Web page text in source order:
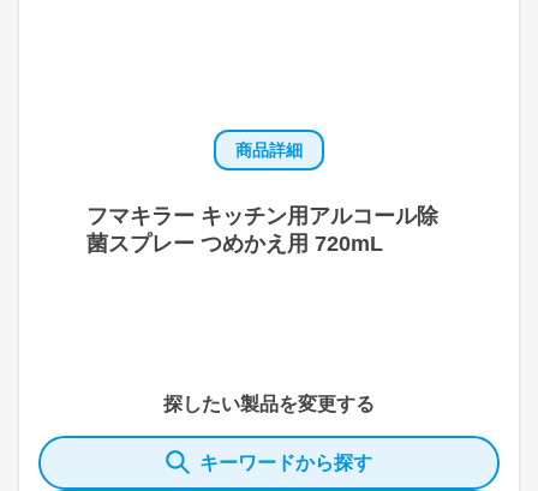
商品詳細
フマキラー キッチン用アルコール除
菌スプレー つめかえ用 720mL
探したい製品を変更する
キーワードから探す